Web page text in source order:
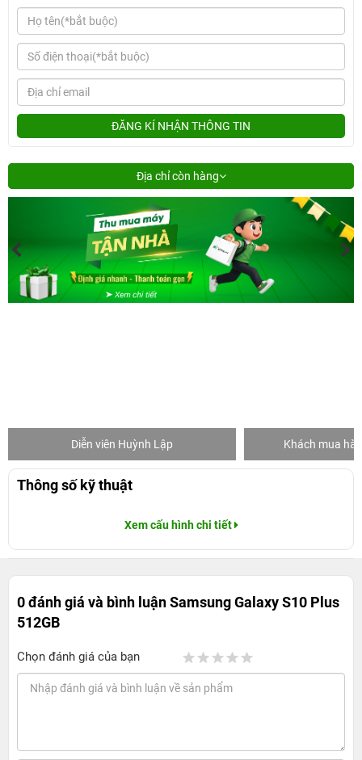
ĐĂNG KÍ NHẬN THÔNG TIN
Địa chỉ còn hàng
Diễn viên Huỳnh Lập Khách mua
Thông số kỹ thuật
Xem cấu hình chi tiết
0 đánh giá và bình luậnSamsung Galaxy S10 Plus
512GB
Chọn đánh giá của bạn